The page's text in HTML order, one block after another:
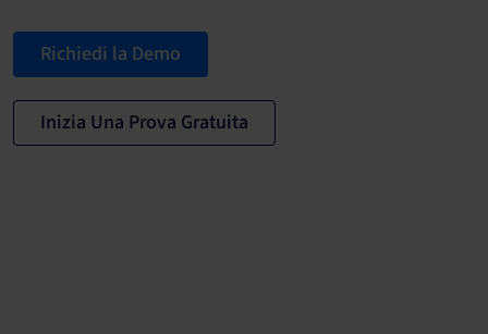
Richiedi la Demo
Inizia Una Prova Gratuita